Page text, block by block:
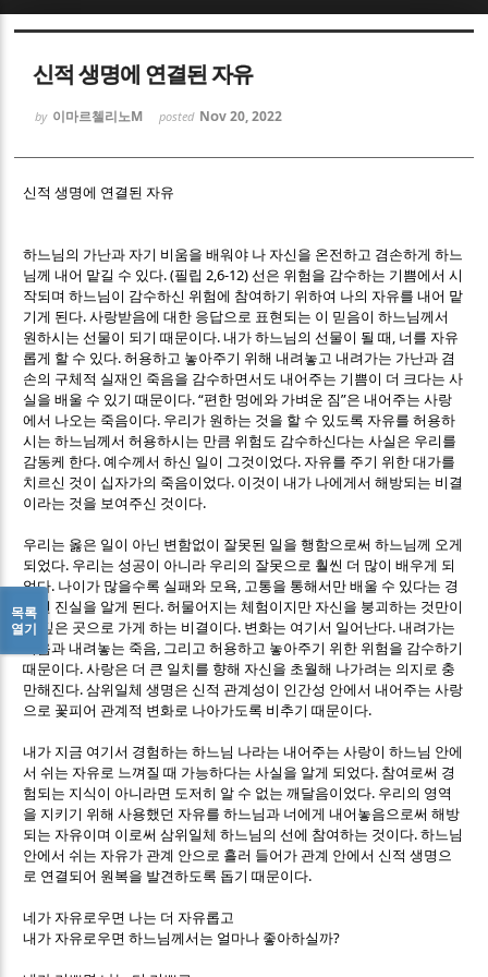
신적 생명에 연결된 자유
by 이마르첼리노M posted Nov 20, 2022
신적 생명에 연결된 자유
하느님의 가난과 자기 비움을 배워야 나 자신을 온전하고 겸손하게 하느
님께 내어 맡길 수 있다. (필립 2,6-12)선은 위험을 감수하는 기쁨에서 시
작되며 하느님이 감수하신 위험에 참여하기 위하여 나의 자유를 내어 맡
기게 된다.사랑받음에 대한 응답으로 표현되는 이 믿음이 하느님께서
원하시는 선물이 되기 때문이다.내가 하느님의 선물이 될 때 , 너를 자유
롭게 할 수 있다.허용하고 놓아주기 위해 내려놓고 내려가는 가난과 겸
손의 구체적 실재인 죽음을 감수하면서도 내어주는 기쁨이 더 크다는 사
실을 배울 수 있기 때문이다. “편한 멍에와 가벼운 짐”은 내어주는 사랑
에서 나오는 죽음이다. 우리가 원하는 것을 할 수 있도록 자유를 허용하
시는 하느님께서 허용하시는 만큼 위험도 감수하신다는 사실은 우리를
감동케 한다.예수께서 하신 일이 그것이었다.자유를 주기 위한 대가를
치르신 것이 십자가의 죽음이었다. 이것이 내가 나에게서 해방되는 비결
이라는 것을 보여주신 것이다.
우리는 옳은 일이 아닌 변함없이 잘못된 일을 행함으로써 하느님께 오게
되었다. 우리는 성공이 아니라 우리의 잘못으로 훨씬 더 많이 배우게 되
었다. 나이가 많을수록 실패와 모욕, 고통을 통해서만 배울 수 있다는 경
험된 진실을 알게 된다.허물어지는 체험이지만 자신을 붕괴하는 것만이
더 깊은 곳으로 가게 하는 비결이다. 변화는 여기서 일어난다.내려가는
죽음과 내려놓는 죽음, 그리고 허용하고 놓아주기 위한 위험을 감수하기
때문이다.사랑은 더 큰 일치를 향해 자신을 초월해 나가려는 의지로 충
만해진다.삼위일체 생명은 신적 관계성이 인간성 안에서 내어주는 사랑
으로 꽃피어 관계적 변화로 나아가도록 비추기 때문이다.
내가 지금 여기서 경험하는 하느님 나라는 내어주는 사랑이 하느님 안에
서 쉬는 자유로 느껴질 때 가능하다는 사실을 알게 되었다. 참여로써 경
험되는 지식이 아니라면 도저히 알 수 없는 깨달음이었다. 우리의 영역
을 지키기 위해 사용했던 자유를 하느님과 너에게 내어놓음으로써 해방
되는 자유이며 이로써 삼위일체 하느님의 선에 참여하는 것이다.하느님
안에서 쉬는 자유가 관계 안으로 흘러 들어가 관계 안에서 신적 생명으
로 연결되어 원복을 발견하도록 돕기 때문이다.
네가 자유로우면 나는 더 자유롭고
내가 자유로우면 하느님께서는 얼마나 좋아하실까?
목록
열기
Sketchbook5, 스케치북5
Sketchbook5, 스케치북5
Sketchbook5, 스케치북5
Sketchbook5, 스케치북5